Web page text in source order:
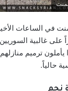
في الساعات
على غالبية
يأملون ترميم
حالياً.
نجم